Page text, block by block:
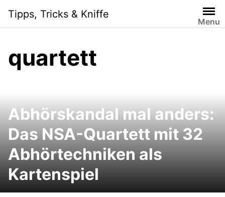
content
Tipps, Tricks & Kniffe
Menu
quartett
Abhörskandal mal anders:
Das NSA-Quartett mit 32
Abhörtechniken als
Kartenspiel